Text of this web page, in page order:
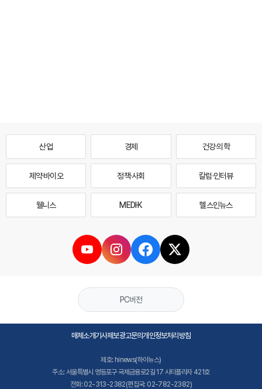
산업 경제 건강·의학
제약·바이오 정책·사회 칼럼·인터뷰
웰니스 MEDI·K 헬스인뉴스
PC버전
매체소개기사제보광고문의개인정보처리방침
제호: hinews(하이뉴스)
주소: 서울특별시 영등포구 국제금융로2길 17 시티플라자 421호
전화: 02-313-2382(편집국: 02-782-2382)